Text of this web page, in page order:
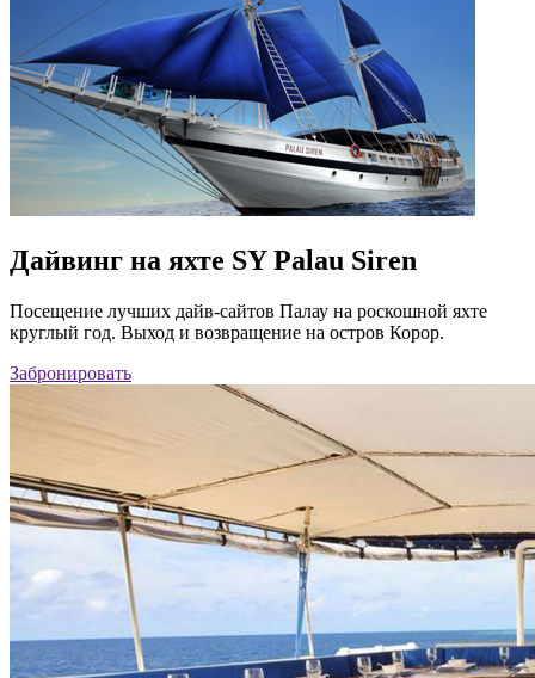
Дайвинг на яхте SY Palau Siren
Посещение лучших дайв-сайтов Палау на роскошной яхте
круглый год. Выход и возвращение на остров Корор.
Забронировать